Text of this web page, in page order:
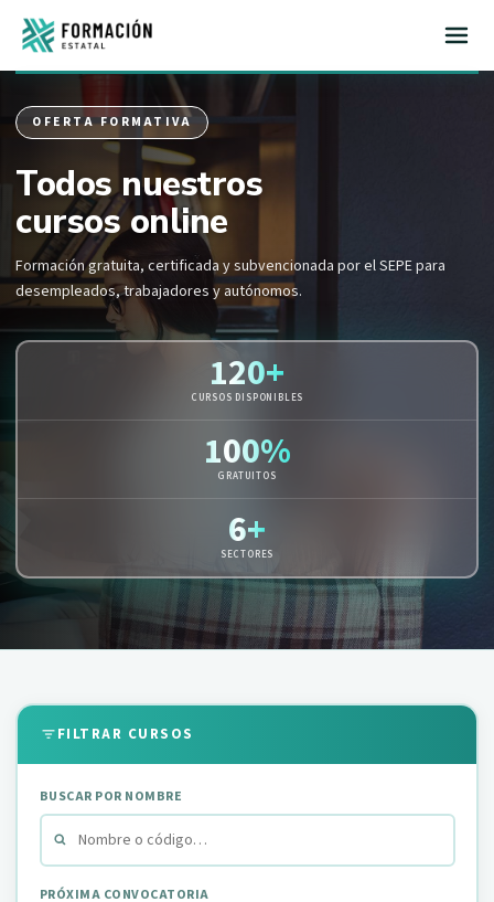
Inicio
OFERTA FORMATIVA
Todos nuestros
cursos online
Formación gratuita, certificada y subvencionada por el SEPE para
desempleados, trabajadores y autónomos.
120+
CURSOS DISPONIBLES
100%
GRATUITOS
6+
SECTORES
FILTRAR CURSOS
BUSCAR POR NOMBRE
PRÓXIMA CONVOCATORIA